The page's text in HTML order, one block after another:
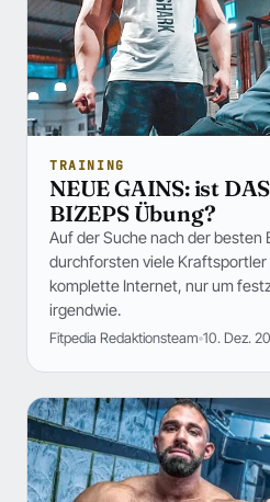
TRAINING
NEUE GAINS: ist
BIZEPS Übung?
Auf der Suche nach der besten
durchforsten viele Kraftsportler
komplette Internet, nur um
irgendwie.
Fitpedia Redaktionsteam 10. Dez.